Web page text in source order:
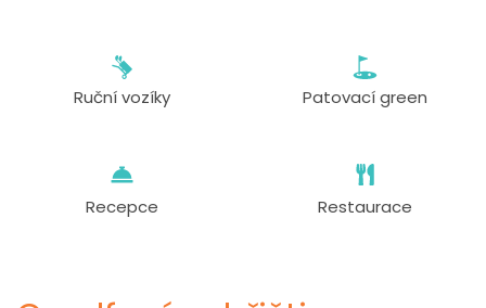
Ruční vozíky Patovací green
Recepce Restaurace